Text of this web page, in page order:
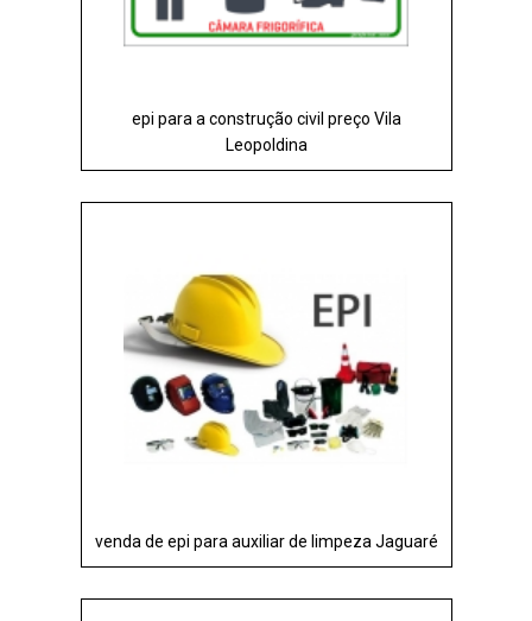
epi para a construção civil preço Vila
Leopoldina
venda de epi para auxiliar de limpeza Jaguaré